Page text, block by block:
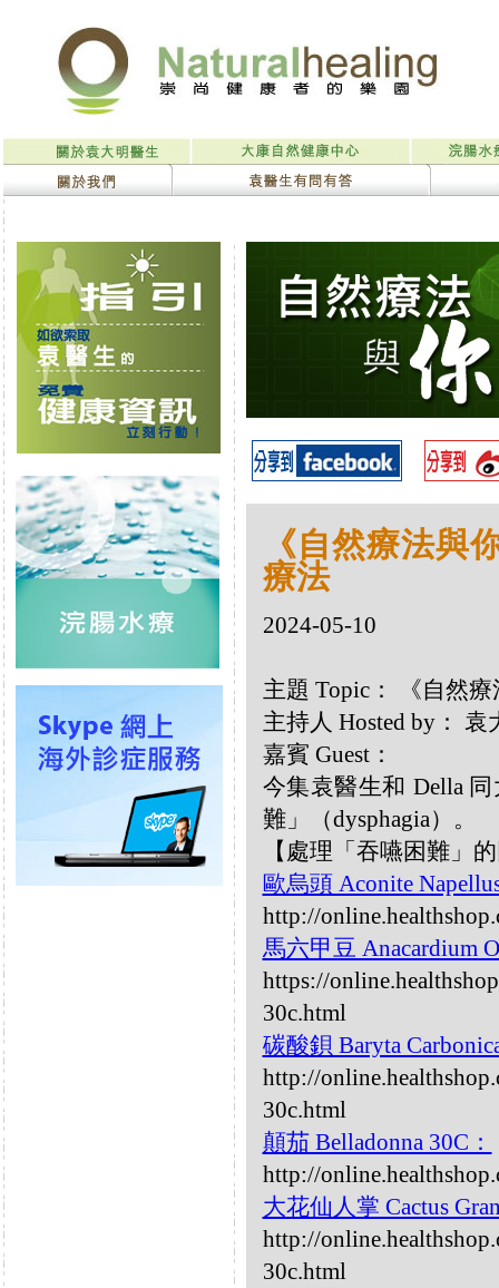
《自然療法與
療法
2024-05-10
主題 Topic： 《自然
主持人 Hosted by：
嘉賓 Guest：
今集袁醫生和 Della
難」（dysphagia）。
【處理「吞嚥困難」
歐烏頭 Aconite
http://
馬六甲豆 Anacardium
https://
30c.html
碳酸鋇 Baryta
http://
30c.html
顛茄 Belladonna 30C：
http://
大花仙人掌 Cactus
http://
30c.html